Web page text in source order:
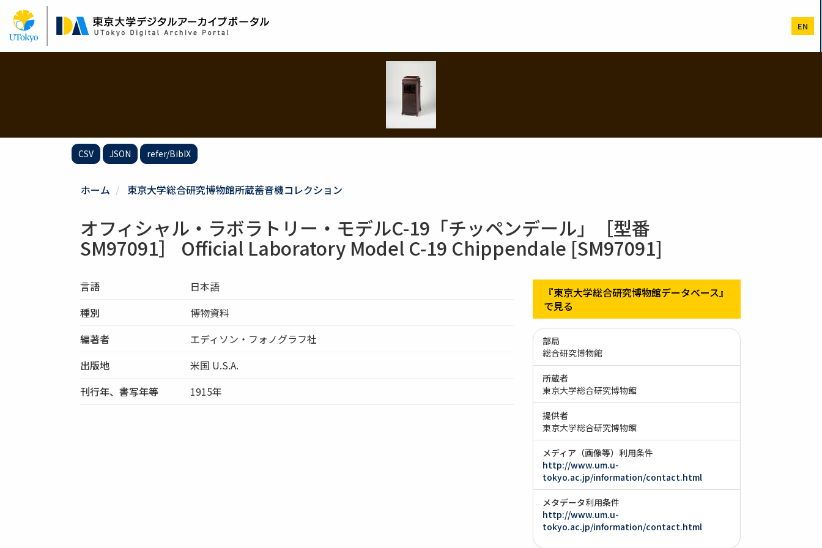
ン
動
EN
CSV JSON refer/BibIX
ホーム 東京大学総合研究博物館所蔵蓄音機コレクション
オフィシャル・ラボラトリー・モデルC-19「チッペンデール」［型番
SM97091］ Official Laboratory Model C-19 Chippendale [SM97091]
言語
日本語
種別
博物資料
編著者
エディソン・フォノグラフ社
出版地
米国 U.S.A.
刊行年、書写年等
1915年
『東京大学総合研究博物館データベース』
で見る
部局
総合研究博物館
所蔵者
東京大学総合研究博物館
提供者
東京大学総合研究博物館
メディア（画像等）利用条件
http://www.um.u-
tokyo.ac.jp/information/contact.html
メタデータ利用条件
http://www.um.u-
tokyo.ac.jp/information/contact.html